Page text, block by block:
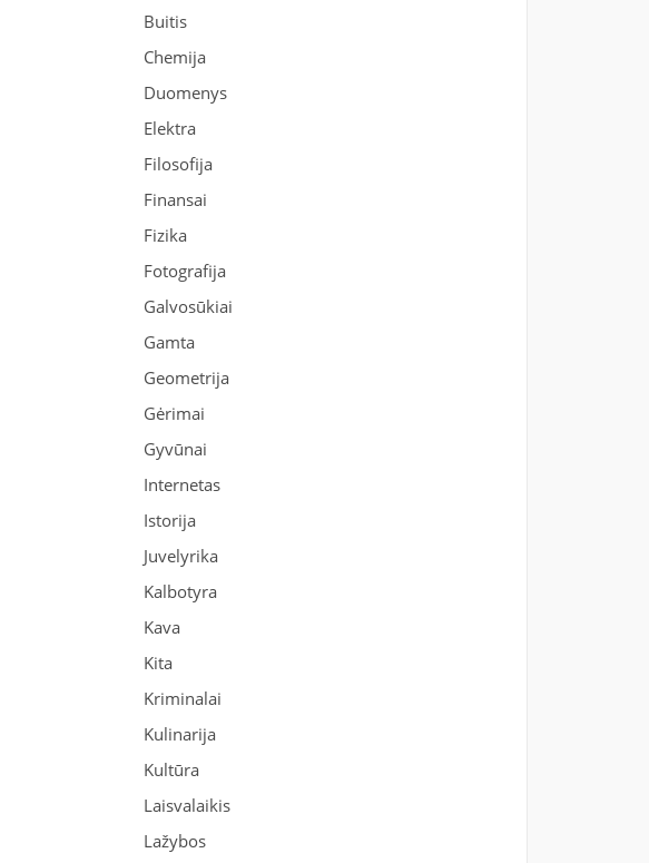
Buitis
Chemija
Duomenys
Elektra
Filosofija
Finansai
Fizika
Fotografija
Galvosūkiai
Gamta
Geometrija
Gėrimai
Gyvūnai
Internetas
Istorija
Juvelyrika
Kalbotyra
Kava
Kita
Kriminalai
Kulinarija
Kultūra
Laisvalaikis
Lažybos